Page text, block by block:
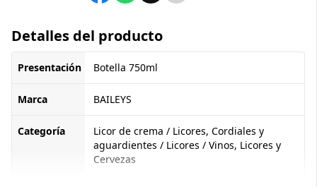
Detalles del producto
Presentación Botella 750ml
Marca BAILEYS
Categoría
Licor de crema / Licores, Cordiales y
aguardientes / Licores / Vinos, Licores y
Cervezas